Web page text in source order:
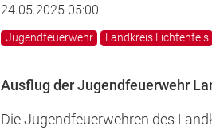
24.05.2025 05:00
Jugendfeuerwehr Landkreis Lichtenfels
Ausflug der Jugendfeuerwehr
Die Jugendfeuerwehren des